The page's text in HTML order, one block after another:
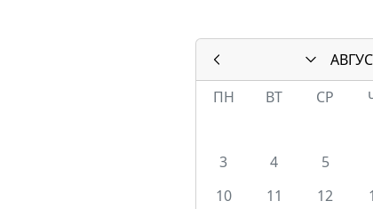
ПН
ВТ СР
3
4 5
10
11 12